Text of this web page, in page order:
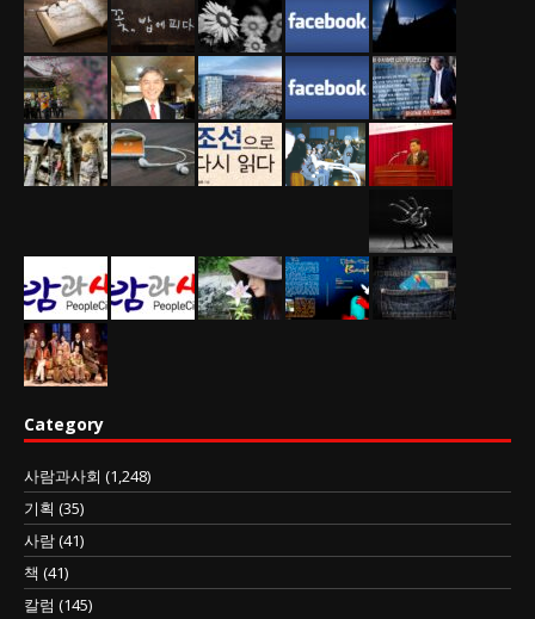
Category
사람과사회 (1,248)
기획 (35)
사람(41)
책 (41)
칼럼 (145)